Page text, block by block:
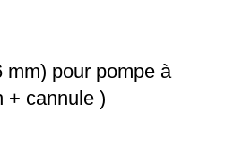
mm) pour pompe à
+ cannule )